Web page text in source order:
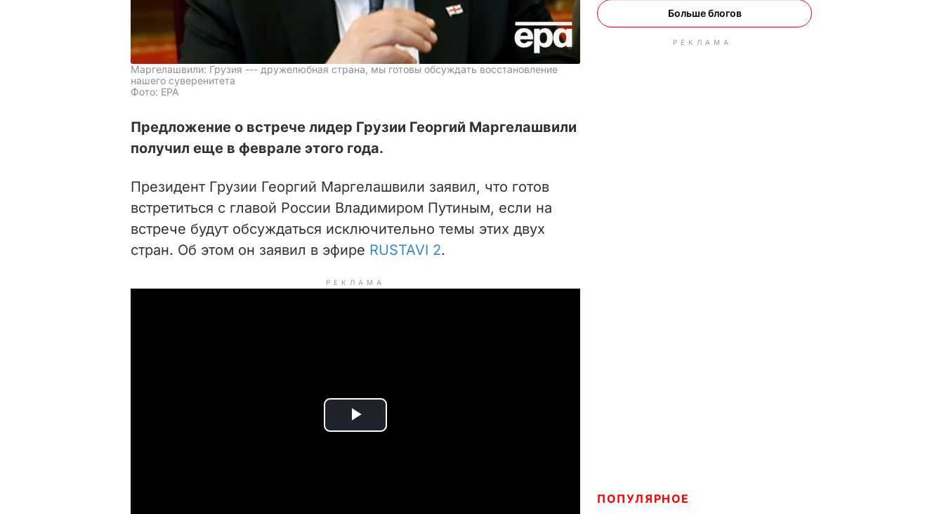
Маргелашвили: Грузия --- дружелюбная страна, мы готовы обсуждать восстановление
нашего суверенитета
Фото: EPA
Предложение о встрече лидер Грузии Георгий Маргелашвили
получил еще в феврале этого года.
Президент Грузии Георгий Маргелашвили заявил, что готов
встретиться с главой России Владимиром Путиным, если на
встрече будут обсуждаться исключительно темы этих двух
стран. Об этом он заявил в эфире RUSTAVI 2.
РЕКЛАМА
P
Больше блогов
РЕКЛАМА
ПОПУЛЯРНОЕ